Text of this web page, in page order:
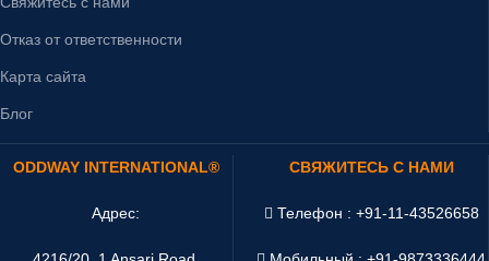
Отказ от ответственности
Карта сайта
Блог
ODDWAY INTERNATIONAL®
Адрес:
СВЯЖИТЕСЬ С НАМИ
Телефон : +91-11-43526658